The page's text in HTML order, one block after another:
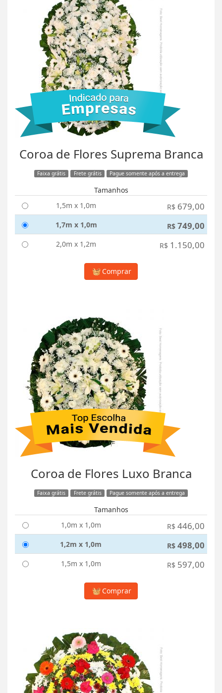
Coroa de Flores Suprema Branca
Faixa grátis Frete grátis Pague somente após a entrega
Tamanhos
1,5m x 1,0m
R$ 679,00
1,7m x 1,0m R$ 749,00
2,0m x 1,2m R$ 1.150,00
Comprar
Coroa de Flores Luxo Branca
Faixa grátis Frete grátis Pague somente após a entrega
Tamanhos
1,0m x 1,0m
R$ 446,00
1,2m x 1,0m R$ 498,00
1,5m x 1,0m R$ 597,00
Comprar